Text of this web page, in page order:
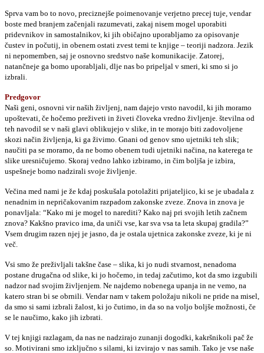
Sprva vam bo to novo, preciznejše poimenovanje verjetno precej tuje, vendar
boste med branjem začenjali razumevati, zakaj nisem mogel uporabiti
pridevnikov in samostalnikov, ki jih običajno uporabljamo za opisovanje
čustev in počutij, in obenem ostati zvest temi te knjige – teoriji nadzora. Jezik
ni nepomemben, saj je osnovno sredstvo naše komunikacije. Zatorej,
natančneje ga bomo uporabljali, dlje nas bo pripeljal v smeri, ki smo si jo
izbrali.
Predgovor
Naši geni, osnovni vir naših življenj, nam dajejo vrsto navodil, ki jih moramo
upoštevati, če hočemo preživeti in živeti človeka vredno življenje. številna od
teh navodil se v naši glavi oblikujejo v slike, in te morajo biti zadovoljene
skozi način življenja, ki ga živimo. Gnani od genov smo ujetniki teh slik;
naučiti pa se moramo, da ne bomo obenem tudi ujetniki načina, na katerega te
slike uresničujemo. Skoraj vedno lahko izbiramo, in čim boljša je izbira,
uspešneje bomo nadzirali svoje življenje.
Večina med nami je že kdaj poskušala potolažiti prijateljico, ki se je ubadala z
nenadnim in nepričakovanim razpadom zakonske zveze. Znova in znova je
ponavljala: “Kako mi je mogel to narediti? Kako naj pri svojih letih začnem
znova? Kakšno pravico ima, da uniči vse, kar sva vsa ta leta skupaj gradila?”
Vsem drugim razen njej je jasno, da je ostala ujetnica zakonske zveze, ki je ni
več.
Vsi smo že preživljali takšne čase – slika, ki jo nudi stvarnost, nenadoma
postane drugačna od slike, ki jo hočemo, in tedaj začutimo, kot da smo izgubili
nadzor nad svojim življenjem. Ne najdemo nobenega upanja in ne vemo, na
katero stran bi se obrnili. Vendar nam v takem položaju nikoli ne pride na misel,
da smo si sami izbrali žalost, ki jo čutimo, in da so na voljo boljše možnosti, če
se le naučimo, kako jih izbrati.
V tej knjigi razlagam, da nas ne nadzirajo zunanji dogodki, kakršnikoli pač že
so. Motivirani smo izključno s silami, ki izvirajo v nas samih. Tako je vse naše